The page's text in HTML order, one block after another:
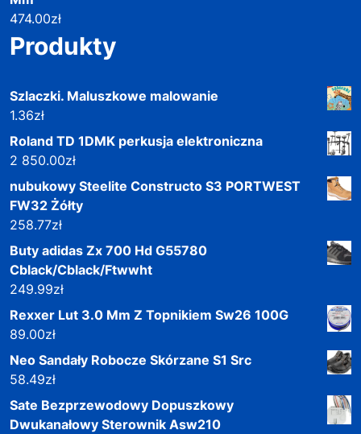
474.00zł
Produkty
Szlaczki. Maluszkowe malowanie
1.36zł
Roland TD 1DMK perkusja elektroniczna
2 850.00zł
nubukowy Steelite Constructo S3 PORTWEST
FW32 Żółty
258.77zł
Buty adidas Zx 700 Hd G55780
Cblack/Cblack/Ftwwht
249.99zł
Rexxer Lut 3.0 Mm Z Topnikiem Sw26 100G
89.00zł
Neo Sandały Robocze Skórzane S1 Src
58.49zł
Sate Bezprzewodowy Dopuszkowy
Dwukanałowy Sterownik Asw210